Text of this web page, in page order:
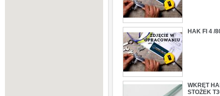
HAK FI 4 /
WKRĘT
STOŻEK